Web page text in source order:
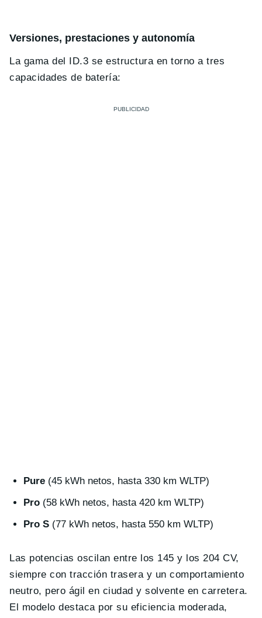
Versiones, prestaciones y autonomía
La gama del ID.3 se estructura en torno a tres
capacidades de batería:
Pure (45 kWh netos, hasta 330 km WLTP)
Pro (58 kWh netos, hasta 420 km WLTP)
Pro S (77 kWh netos, hasta 550 km WLTP)
Las potencias oscilan entre los 145 y los 204 CV,
siempre con tracción trasera y un comportamiento
neutro, pero ágil en ciudad y solvente en carretera.
El modelo destaca por su eficiencia moderada,